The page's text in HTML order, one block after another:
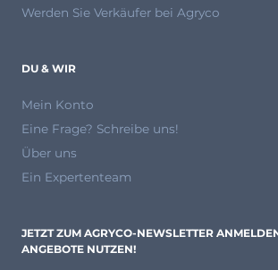
Werden Sie Verkäufer bei Agryco
DU & WIR
Mein Konto
Eine Frage? Schreibe uns!
Über uns
Ein Expertenteam
JETZT ZUM AGRYCO-NEWSLETTER
ANGEBOTE NUTZEN!